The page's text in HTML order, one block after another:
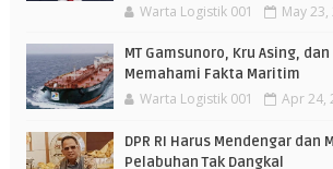
Warta Logistik 001 May 23,
MT Gamsunoro, Kru Asing,
Memahami Fakta Maritim
Warta Logistik 001 Apr 24,
DPR RI Harus Mendengar dan
Pelabuhan Tak Dangkal